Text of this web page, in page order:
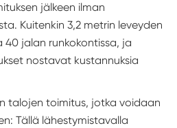
jälkeen ilman
Kuitenkin 3,2 metrin leveyden
jalan runkokontissa, ja
nostavat kustannuksia
talojen toimitus, jotka voidaan
Tällä lähestymistavalla